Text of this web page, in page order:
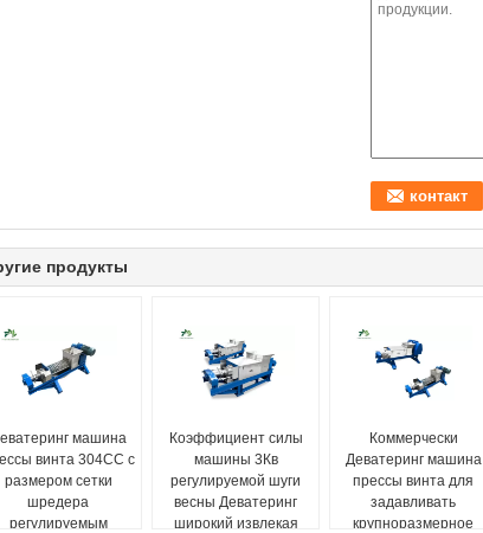
продукты
машина
винта 304СС с
размером сетки
шредера
регулируемым
Коэффициент силы
машины 3Кв
регулируемой шуги
весны Деватеринг
широкий извлекая
Коммерчески
Деватеринг машина
прессы винта для
задавливать
крупноразмерное